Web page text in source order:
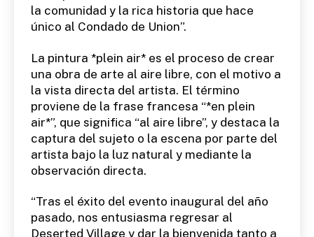
la comunidad y la rica historia que hace
único al Condado de Union”.
La pintura *plein air* es el proceso de crear
una obra de arte al aire libre, con el motivo a
la vista directa del artista. El término
proviene de la frase francesa “*en plein
air*”, que significa “al aire libre”, y destaca la
captura del sujeto o la escena por parte del
artista bajo la luz natural y mediante la
observación directa.
“Tras el éxito del evento inaugural del año
pasado, nos entusiasma regresar al
Deserted Village y dar la bienvenida tanto a